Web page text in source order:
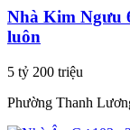
Nhà Kim Ngưu
luôn
5 tỷ 200 triệu
Phường Thanh